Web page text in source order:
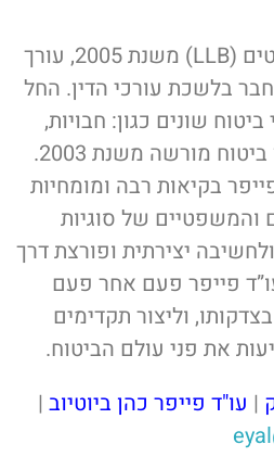
בעל תואר ראשון במשפטים (LLB) משנת 2005, עורך
מוסמך משנת 2007 וחבר בלשכת עורכי הדין. החל
ביטוח שונים כגון: חבויות,
פנסיה, חיים ורכוש, סוכן ביטוח מורשה משנת 2003.
בקיאות רבה ומומחיות
והמשפטיים של סוגיות
יצירתית ופורצת דרך
פייפר פעם אחר פעם
וליצור תקדימים
את פני עולם הביטוח.
| עו"ד פייפר כהן ביוטיוב |